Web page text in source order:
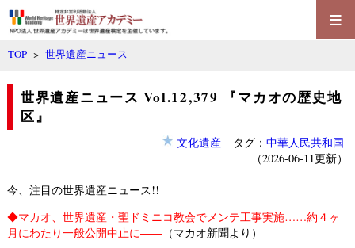
≡
TOP >世界遺産ニュース
世界遺産ニュース Vol.12,379 『マカオの歴史地
区』
文化遺産タグ： 中華人民共和国
（2026-06-11更新）
今、注目の世界遺産ニュース!!
◆マカオ、世界遺産・聖ドミニコ教会でメンテ工事実施……約４ヶ
月にわたり一般公開中止に――（マカオ新聞より）